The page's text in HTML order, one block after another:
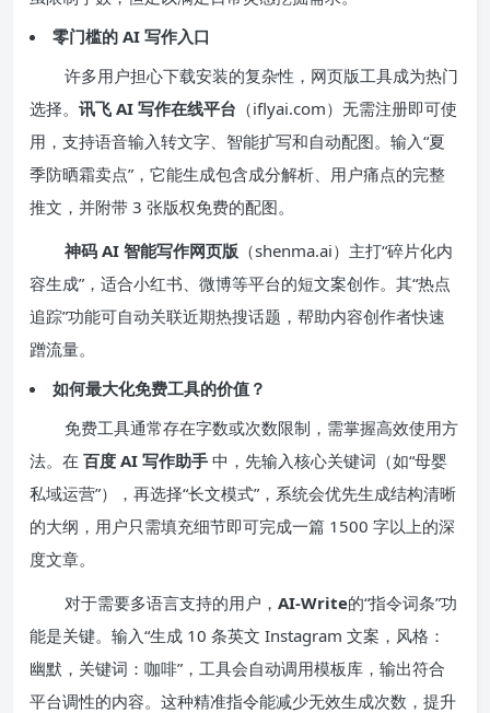
零门槛的 AI 写作入口
许多用户担心下载安装的复杂性，网页版工具成为热门
选择。 讯飞 AI 写作在线平台 （iflyai.com）无需注册即可使
用，支持语音输入转文字、智能扩写和自动配图。输入“夏
季防晒霜卖点”，它能生成包含成分解析、用户痛点的完整
推文，并附带 3 张版权免费的配图。
神码 AI 智能写作网页版 （shenma.ai）主打“碎片化内
容生成”，适合小红书、微博等平台的短文案创作。其“热点
追踪”功能可自动关联近期热搜话题，帮助内容创作者快速
蹭流量。
如何最大化免费工具的价值？
免费工具通常存在字数或次数限制，需掌握高效使用方
法。在 百度 AI 写作助手 中，先输入核心关键词（如“母婴
私域运营”），再选择“长文模式”，系统会优先生成结构清晰
的大纲，用户只需填充细节即可完成一篇 1500 字以上的深
度文章。
对于需要多语言支持的用户， AI-Write的“指令词条”功
能是关键。输入“生成 10 条英文 Instagram 文案，风格：
幽默，关键词：咖啡”，工具会自动调用模板库，输出符合
平台调性的内容。这种精准指令能减少无效生成次数，提升